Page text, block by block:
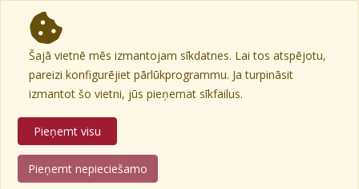
Šajā vietnē mēs izmantojam sīkdatnes. Lai tos atspējotu,
pareizi konfigurējiet pārlūkprogrammu. Ja turpināsit
izmantot šo vietni, jūs pieņemat sīkfailus.
Pieņemt visu
Pieņemt nepieciešamo